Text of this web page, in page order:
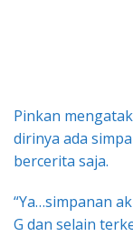
Pinkan
dirinya ada
bercerita saja.
“Ya…simpanan
G dan selain